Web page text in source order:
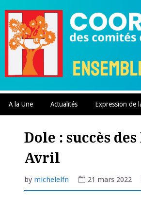
content
A la Une Actualités Expression de
Dole : succès
Avril
by michelelfn 21 mars 2022